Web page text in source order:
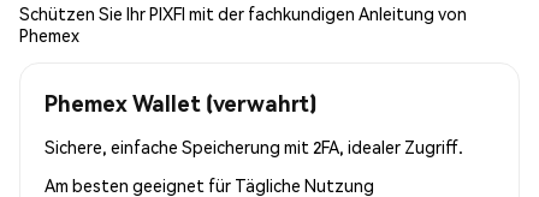
Schützen Sie Ihr PIXFI mit der fachkundigen Anleitung von
Phemex
Phemex Wallet (verwahrt)
Sichere, einfache Speicherung mit 2FA, idealer Zugriff.
Am besten geeignet für Tägliche Nutzung